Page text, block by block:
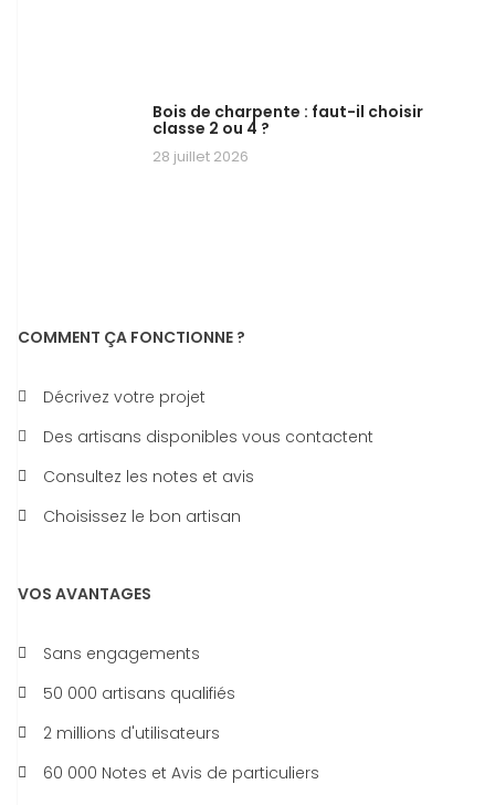
Bois de charpente : faut-il choisir
classe 2 ou 4 ?
28 juillet 2026
COMMENT ÇA FONCTIONNE ?
Décrivez votre projet
Des artisans disponibles vous contactent
Consultez les notes et avis
Choisissez le bon artisan
VOS AVANTAGES
Sans engagements
50 000 artisans qualifiés
2 millions d'utilisateurs
60 000 Notes et Avis de particuliers